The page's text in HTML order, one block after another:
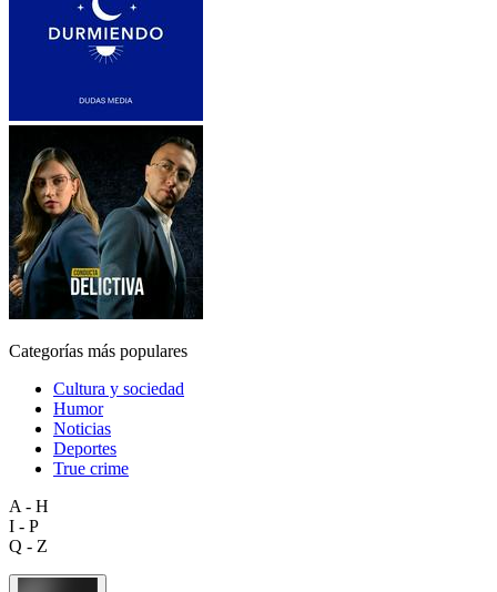
Categorías más populares
Cultura y sociedad
Humor
Noticias
Deportes
True crime
A - H
I - P
Q - Z